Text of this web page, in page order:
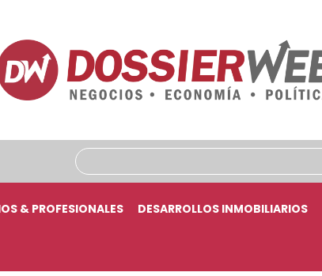
& PROFESIONALES DESARROLLOS INMOBILIARIOS